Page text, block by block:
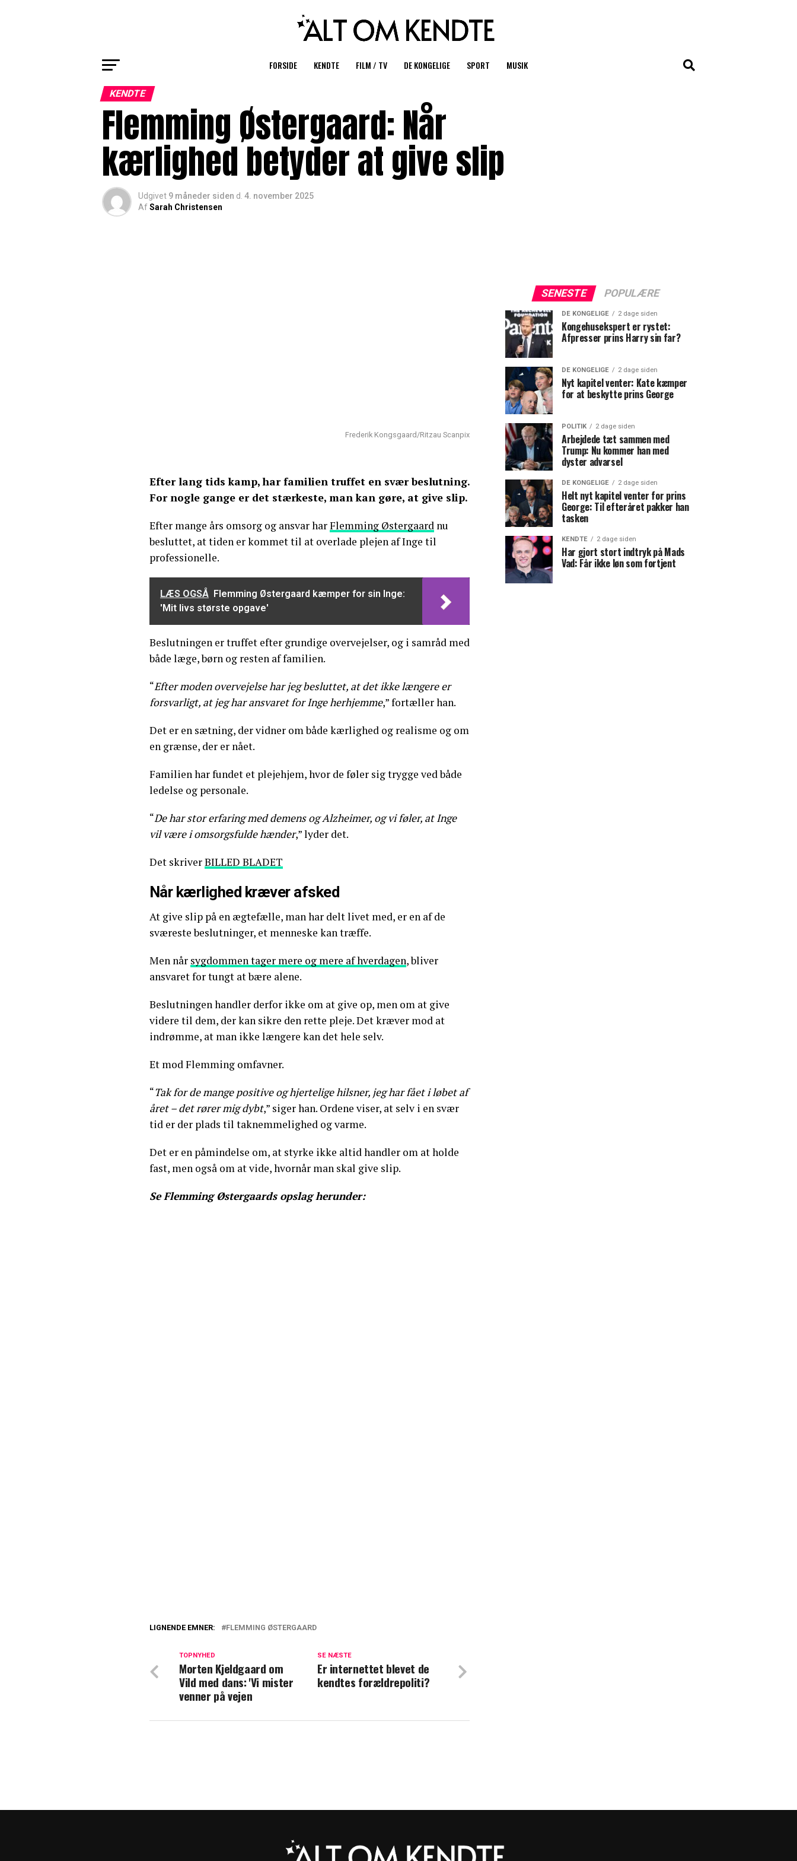
FORSIDE KENDTE FILM / TV DE KONGELIGE SPORT MUSIK
KENDTE
Flemming Østergaard: Når
kærlighed betyder at give slip
Udgivet 9 måneder siden d. 4. november 2025
AfSarah Christensen
Frederik Kongsgaard/Ritzau Scanpix
Efter lang tids kamp, har familien truffet en svær beslutning.
For nogle gange er det stærkeste, man kan gøre, at give slip.
Efter mange års omsorg og ansvar harFlemming Østergaard nu
besluttet, at tiden er kommet til at overlade plejen af Inge til
professionelle.
LÆS OGSÅ Flemming Østergaard kæmper for sin Inge:
'Mit livs største opgave'
Beslutningen er truffet efter grundige overvejelser, og i samråd med
både læge, børn og resten af familien.
“Efter moden overvejelse har jeg besluttet, at det ikke længere er
forsvarligt, at jeg har ansvaret for Inge herhjemme,” fortæller han.
Det er en sætning, der vidner om både kærlighed og realisme og om
en grænse, der er nået.
Familien har fundet et plejehjem, hvor de føler sig trygge ved både
ledelse og personale.
“De har stor erfaring med demens og Alzheimer, og vi føler, at Inge
vil være i omsorgsfulde hænder,” lyder det.
Det skriverBILLED BLADET
Når kærlighed kræver afsked
At give slip på en ægtefælle, man har delt livet med, er en af de
sværeste beslutninger, et menneske kan træffe.
Men når sygdommen tager mere og mere af hverdagen, bliver
ansvaret for tungt at bære alene.
Beslutningen handler derfor ikke om at give op, men om at give
videre til dem, der kan sikre den rette pleje. Det kræver mod at
indrømme, at man ikke længere kan det hele selv.
Et mod Flemming omfavner.
“Tak for de mange positive og hjertelige hilsner, jeg har fået i løbet af
året – det rører mig dybt,” siger han. Ordene viser, at selv i en svær
tid er der plads til taknemmelighed og varme.
Det er en påmindelse om, at styrke ikke altid handler om at holde
fast, men også om at vide, hvornår man skal give slip.
Se Flemming Østergaards opslag herunder:
Efter trist melding: Nu deler Flemming Østergaard nyt om
kræften
LIGNENDE EMNER: FLEMMING ØSTERGAARD
SE NÆSTE
Er internettet blevet de
kendtes forældrepoliti?
TOPNYHED
Morten Kjeldgaard om
Vild med dans: 'Vi mister
venner på vejen
SENESTE POPULÆRE
DE KONGELIGE 2 dage siden
Kongehusekspert er rystet:
Afpresser prins Harry sin far?
DE KONGELIGE 2 dage siden
Nyt kapitel venter: Kate kæmper
for at beskytte prins George
POLITIK 2 dage siden
Arbejdede tæt sammen med
Trump: Nu kommer han med
dyster advarsel
DE KONGELIGE 2 dage siden
Helt nyt kapitel venter for prins
George: Til efteråret pakker han
tasken
KENDTE 2 dage siden
Har gjort stort indtryk på Mads
Vad: Får ikke løn som fortjent